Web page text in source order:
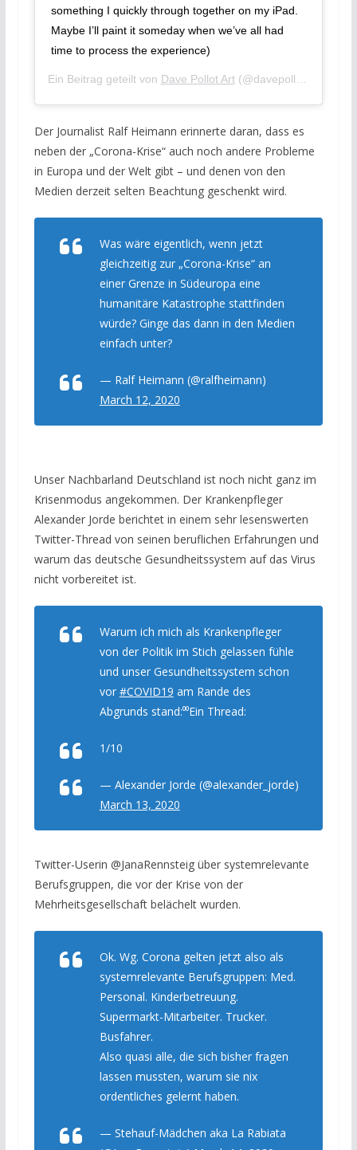
something I quickly through together on my iPad.
Maybe I’ll paint it someday when we’ve all had
time to process the experience)
Ein Beitrag geteilt von Dave Pollot Art(@davepollotart) am
Der Journalist Ralf Heimann erinnerte daran, dass es
neben der „Corona-Krise“ auch noch andere Probleme
in Europa und der Welt gibt – und denen von den
Medien derzeit selten Beachtung geschenkt wird.
Was wäre eigentlich, wenn jetzt
gleichzeitig zur „Corona-Krise“ an
einer Grenze in Südeuropa eine
humanitäre Katastrophe stattfinden
würde? Ginge das dann in den Medien
einfach unter?
— Ralf Heimann (@ralfheimann)
March 12, 2020
Unser Nachbarland Deutschland ist noch nicht ganz im
Krisenmodus angekommen. Der Krankenpfleger
Alexander Jorde berichtet in einem sehr lesenswerten
Twitter-Thread von seinen beruflichen Erfahrungen und
warum das deutsche Gesundheitssystem auf das Virus
nicht vorbereitet ist.
Warum ich mich als Krankenpfleger
von der Politik im Stich gelassen fühle
und unser Gesundheitssystem schon
vor #COVID19 am Rande des
Abgrunds stand:⁰⁰Ein Thread:
1/10
— Alexander Jorde (@alexander_jorde)
March 13, 2020
Twitter-Userin @JanaRennsteig über systemrelevante
Berufsgruppen, die vor der Krise von der
Mehrheitsgesellschaft belächelt wurden.
Ok. Wg. Corona gelten jetzt also als
systemrelevante Berufsgruppen: Med.
Personal. Kinderbetreuung.
Supermarkt-Mitarbeiter. Trucker.
Busfahrer.
Also quasi alle, die sich bisher fragen
lassen mussten, warum sie nix
ordentliches gelernt haben.
— Stehauf-Mädchen aka La Rabiata